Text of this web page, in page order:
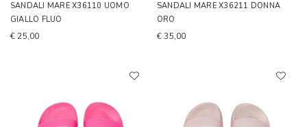
SANDALI MARE X36110 UOMO
GIALLO FLUO
€ 25,00
SANDALI MARE X36211 DONNA
ORO
€ 35,00